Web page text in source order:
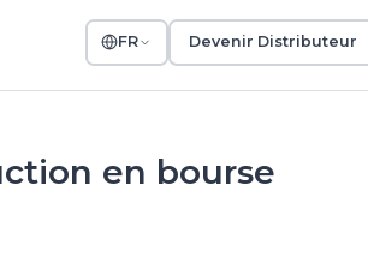
FR Devenir Distributeur
en bourse